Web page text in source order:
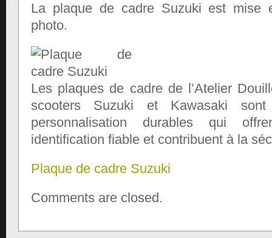
La plaque de cadre Suzuki est mise
photo.
Les plaques de cadre de l’Atelier
scooters Suzuki et Kawasaki
personnalisation durables qui
identification fiable et contribuent à la
Plaque de cadre Suzuki
Comments are closed.